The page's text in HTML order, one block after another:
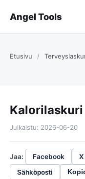
Angel Tools
Etusivu /
Kalorilaskuri
Julkaistu: 2026-06-20
Jaa: Facebook X
Sähköposti